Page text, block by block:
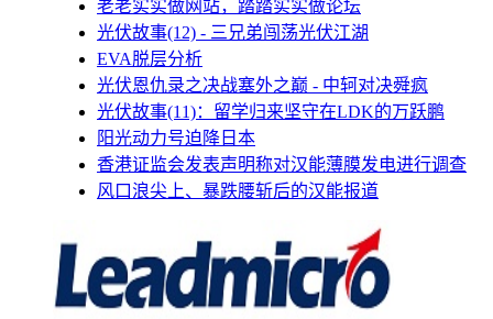
老老实实做网站，踏踏实实做论坛
光伏故事(12) - 三兄弟闯荡光伏江湖
EVA脱层分析
光伏恩仇录之决战塞外之巅 - 中轲对决舜疯
光伏故事(11)：留学归来坚守在LDK的万跃鹏
阳光动力号迫降日本
香港证监会发表声明称对汉能薄膜发电进行调查
风口浪尖上、暴跌腰斩后的汉能报道